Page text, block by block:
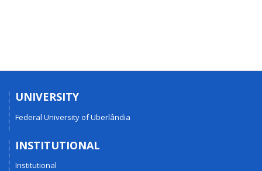
UNIVERSITY
Federal University of Uberlândia
INSTITUTIONAL
Institutional